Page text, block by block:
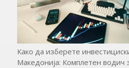
Како да изберете
Македонија: Комплетен водич